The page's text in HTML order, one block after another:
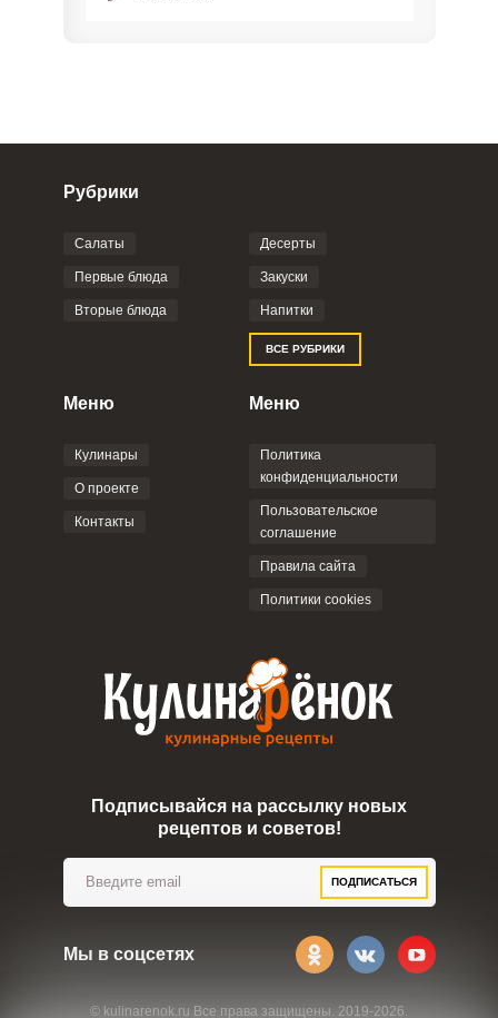
Фото до 4 шт, до 5 mb
Отправляя эту форму, вы соглашаетесь с
Политикой
Пользовательским
соглашением
© kulinarenok.ru Все права защищены. 2019-2026.
Рубрики
Салаты
Первые блюда
Вторые блюда
Десерты
Закуски
Напитки
ВСЕ РУБРИКИ
Меню
Кулинары
О проекте
Контакты
Меню
Политика
конфиденциальности
Пользовательское
соглашение
Правила сайта
Политики cookies
Подписывайся на рассылку новых
рецептов и советов!
ПОДПИСАТЬСЯ
Мы в соцсетях